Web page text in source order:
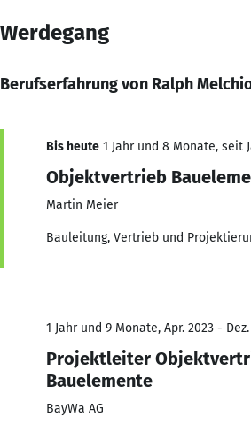
Werdegang
Berufserfahrung von Ralph
Bis heute 1 Jahr und 8 Monate, seit
Objektvertrieb
Martin Meier
Bauleitung, Vertrieb und
1 Jahr und 9 Monate, Apr. 2023 -
Projektleiter
Bauelemente
BayWa AG